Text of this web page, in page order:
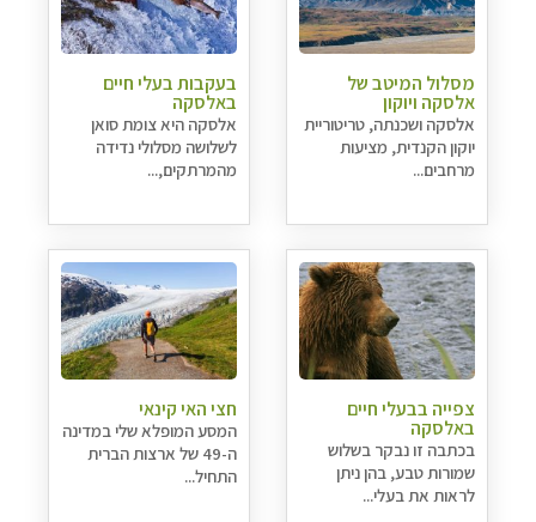
מסלול המיטב של
אלסקה ויוקון
אלסקה ושכנתה, טריטוריית
יוקון הקנדית, מציעות
מרחבים...
בעקבות בעלי חיים
באלסקה
אלסקה היא צומת סואן
לשלושה מסלולי נדידה
מהמרתקים,...
צפייה בבעלי חיים
באלסקה
בכתבה זו נבקר בשלוש
שמורות טבע, בהן ניתן
לראות את בעלי...
חצי האי קינאי
המסע המופלא שלי במדינה
ה-49 של ארצות הברית
התחיל...